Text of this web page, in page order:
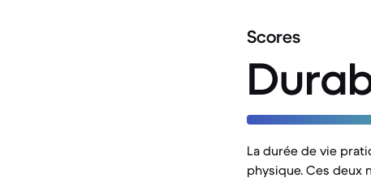
Scores
La durée de vie
physique. Ces deux